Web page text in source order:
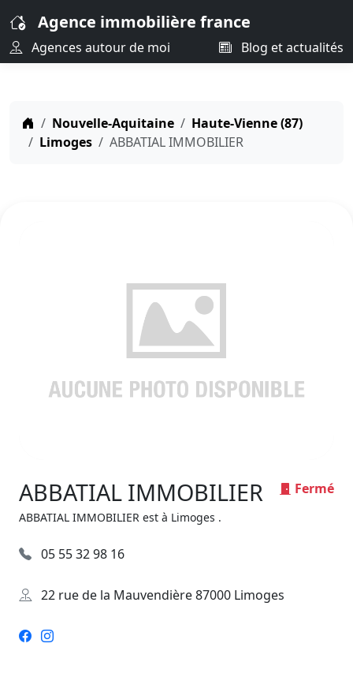
Agence immobilière france
Agences autour de moi Blog et actualités
Nouvelle-Aquitaine
Haute-Vienne (87)
Limoges
ABBATIAL IMMOBILIER
Fermé
ABBATIAL IMMOBILIER
ABBATIAL IMMOBILIER est à Limoges .
05 55 32 98 16
22 rue de la Mauvendière 87000 Limoges